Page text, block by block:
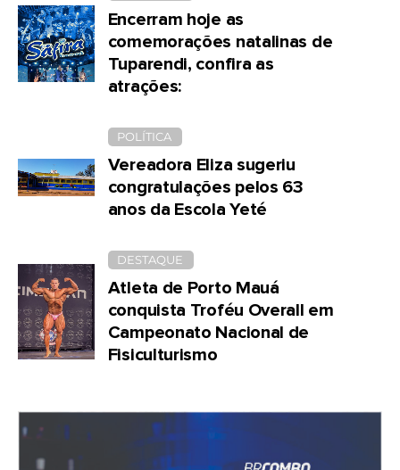
Encerram hoje as
comemorações natalinas de
Tuparendi, confira as
atrações:
POLÍTICA
Vereadora Eliza sugeriu
congratulações pelos 63
anos da Escola Yeté
DESTAQUE
Atleta de Porto Mauá
conquista Troféu Overall em
Campeonato Nacional de
Fisiculturismo